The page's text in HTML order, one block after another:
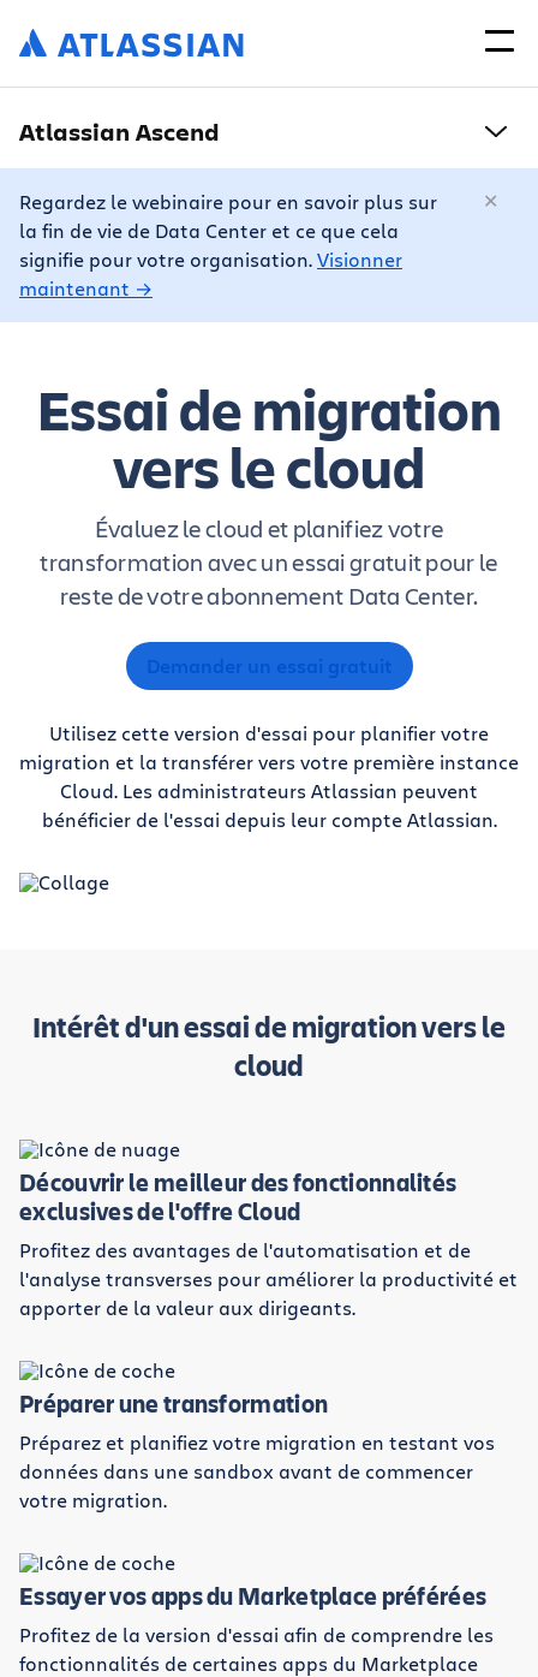
Atlassian Ascend
Regardez le webinaire pour en savoir plus sur
la fin de vie de Data Center et ce que cela
signifie pour votre organisation.Visionner
maintenant →
Essai de migration
vers le cloud
Évaluez le cloud et planifiez votre
transformation avec un essai gratuit pour le
reste de votre abonnement Data Center.
Demander un essai gratuit
Utilisez cette version d'essai pour planifier votre
migration et la transférer vers votre première instance
Cloud. Les administrateurs Atlassian peuvent
bénéficier de l'essai depuis leur compte Atlassian.
Intérêt d'un essai de migration vers le
cloud
Découvrir le meilleur des fonctionnalités
exclusives de l'offre Cloud
Profitez des avantages de l'automatisation et de
l'analyse transverses pour améliorer la productivité et
apporter de la valeur aux dirigeants.
Préparer une transformation
Préparez et planifiez votre migration en testant vos
données dans une sandbox avant de commencer
votre migration.
Essayer vos apps du Marketplace préférées
Profitez de la version d'essai afin de comprendre les
fonctionnalités de certaines apps du Marketplace